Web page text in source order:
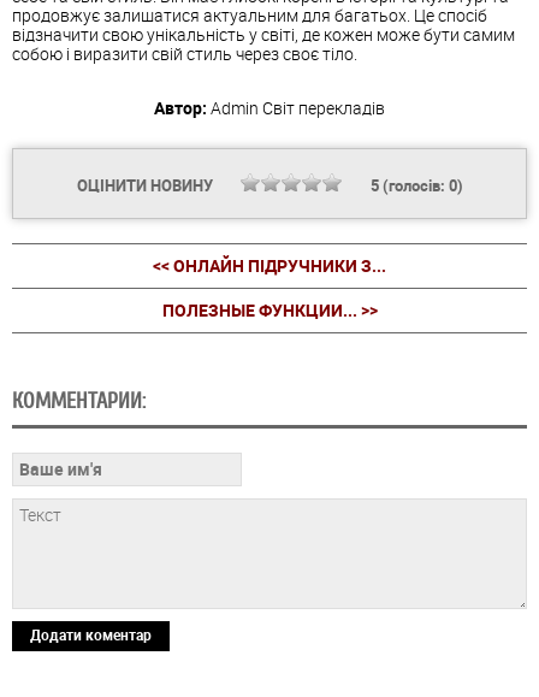
продовжує залишатися актуальним для багатьох. Це спосіб
відзначити свою унікальність у світі, де кожен може бути самим
собою і виразити свій стиль через своє тіло.
Автор: Admin Світ перекладів
ОЦІНИТИ НОВИНУ 5(голосів: 0)
<< ОНЛАЙН ПІДРУЧНИКИ З...
ПОЛЕЗНЫЕ ФУНКЦИИ... >>
КОММЕНТАРИИ:
Додати коментар